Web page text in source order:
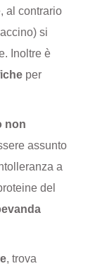
al contrario
si
Inoltre è
per
non
assunto
a
del
, trova